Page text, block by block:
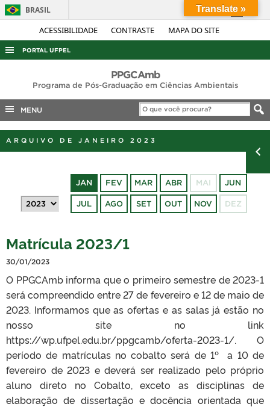
ACESSIBILIDADE CONTRASTE MAPA DO SITE
BRASIL
Simplifique!
Acesso à informação
Legislação
Canais
PORTAL UFPEL
AUDITORIA
COBALTO
CONCURSOS
EDITAIS
INTERNACIONAL
PORTARIAS
PPGCAmb
Programa de Pós-Graduação em Ciências Ambientais
MENU
ARQUIVO DE JANEIRO 2023
JAN FEV MAR ABR MAI JUN
JUL AGO SET OUT NOV DEZ
Matrícula 2023/1
30/01/2023
O PPGCAmb informa que o primeiro semestre de 2023-1
será compreendido entre 27 de fevereiro e 12 de maio de
2023. Informamos que as ofertas e as salas já estão no
nosso site no link
https://wp.ufpel.edu.br/ppgcamb/oferta-2023-1/. O
período de matrículas no cobalto será de 1º a 10 de
fevereiro de 2023 e deverá ser realizado pelo próprio
aluno direto no Cobalto, exceto as disciplinas de
elaboração de dissertação e docência orientada que
Translate »